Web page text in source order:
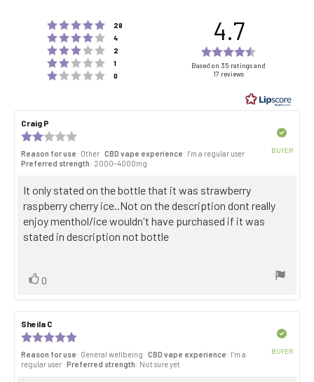
Rating 5 out of 5 stars
28
Rating 4 out of 5 stars
4
Rating 3 out of 5 stars
2
Rating 2 out of 5 stars
1
Rating 1 out of 5 stars
0
4.7
4.7
of
5
stars
Based on 35 ratings and
17 reviews
Review
author:
Craig P
date:
2.0
out
5
stars
Reason for use: Other CBD vape experience: I’m a regular user
Preferred strength: 2000–4000mg
BUYER
Review
text:
It only stated on the bottle that it was strawberry
raspberry cherry ice..Not on the description dont really
enjoy menthol/ice wouldn't have purchased if it was
stated in description not bottle
Vote
0
Review
author:
Sheila C
date:
5.0
out
Reason for use: General wellbeing CBD vape experience: I’m a
regular user Preferred strength: Not sure yet
BUYER